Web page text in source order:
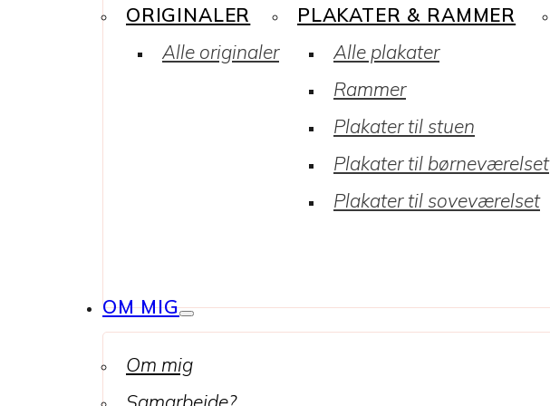
ORIGINALER
Alle originaler
PLAKATER & RAMMER
Alle plakater
Rammer
Plakater til stuen
Plakater til børneværelset
Plakater til soveværelset
OM MIG
Om mig